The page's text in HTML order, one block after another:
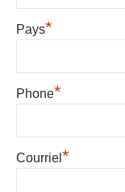
Pays*
Phone*
Courriel *